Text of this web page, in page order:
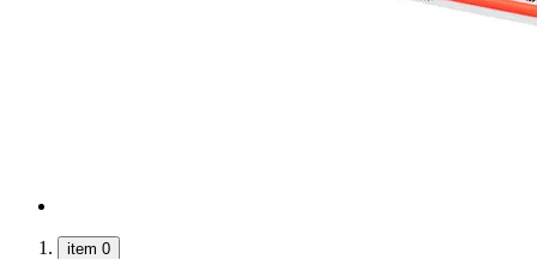
item 0